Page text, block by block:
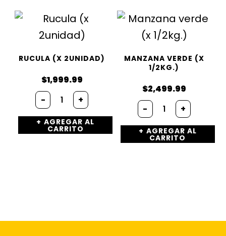
RUCULA (X 2UNIDAD)
$1,999.99
-
+
AGREGAR AL
CARRITO
MANZANA VERDE (X
1/2KG.)
$2,499.99
-
+
AGREGAR AL
CARRITO